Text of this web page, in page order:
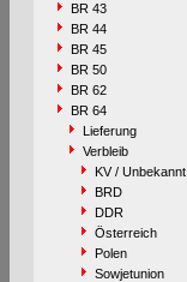
BR 43
BR 44
BR 45
BR 50
BR 62
BR 64
Lieferung
Verbleib
KV / Unbekannt
BRD
DDR
Österreich
Polen
Sowjetunion